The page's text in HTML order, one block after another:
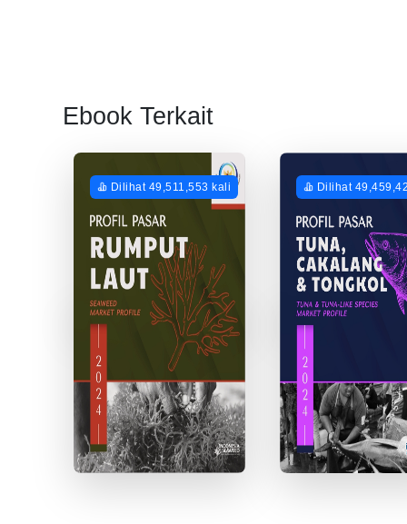
Ebook Terkait
Dilihat 49,511,553 kali Dilihat